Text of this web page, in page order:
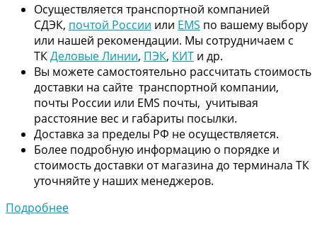
Осуществляется транспортной компанией
СДЭК, почтой России или EMS по вашему выбору
или нашей рекомендации. Мы сотрудничаем с
ТКДеловые Линии, ПЭК, КИТ и др.
Вы можете самостоятельно рассчитать стоимость
доставки на сайте транспортной компании,
почты России или EMS почты, учитывая
расстояние вес и габариты посылки.
Доставка за пределы РФ не осуществляется.
Более подробную информацию о порядке и
стоимость доставки от магазина до терминала ТК
уточняйте у наших менеджеров.
Подробнее